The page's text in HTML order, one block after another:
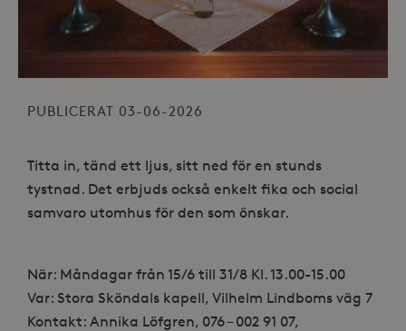
PUBLICERAT 03-06-2026
Titta in, tänd ett ljus, sitt ned för en stunds
tystnad. Det erbjuds också enkelt fika och social
samvaro utomhus för den som önskar.
När: Måndagar från 15/6 till 31/8 Kl. 13.00-15.00
Var: Stora Sköndals kapell, Vilhelm Lindboms väg 7
Kontakt: Annika Löfgren, 076 – 002 91 07,